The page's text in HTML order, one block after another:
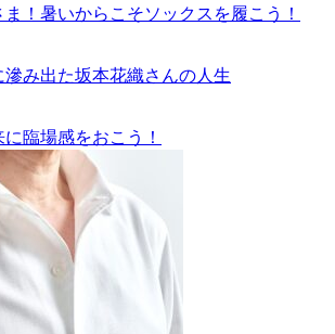
！暑いからこそソックスを履こう！
滲み出た坂本花織さんの人生
臨場感をおこう！